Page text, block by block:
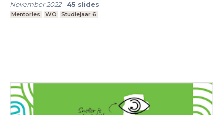
November 2022- 45 slides
Mentorles WO Studiejaar 6